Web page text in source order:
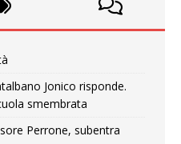
Jonico risponde.
smembrata
Perrone, subentra